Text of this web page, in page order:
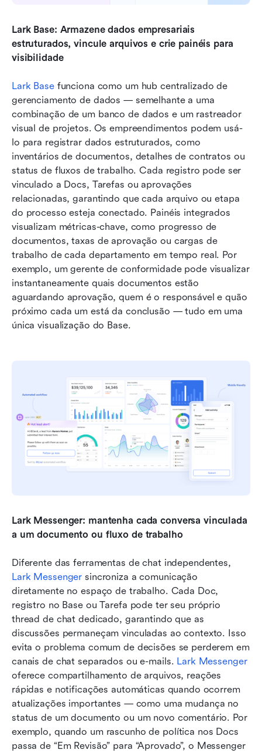
Lark Base: Armazene dados empresariais
estruturados, vincule arquivos e crie painéis para
visibilidade
Lark Base funciona como um hub centralizado de
gerenciamento de dados — semelhante a uma
combinação de um banco de dados e um rastreador
visual de projetos. Os empreendimentos podem usá-
lo para registrar dados estruturados, como
inventários de documentos, detalhes de contratos ou
status de fluxos de trabalho. Cada registro pode ser
vinculado a Docs, Tarefas ou aprovações
relacionadas, garantindo que cada arquivo ou etapa
do processo esteja conectado. Painéis integrados
visualizam métricas-chave, como progresso de
documentos, taxas de aprovação ou cargas de
trabalho de cada departamento em tempo real. Por
exemplo, um gerente de conformidade pode visualizar
instantaneamente quais documentos estão
aguardando aprovação, quem é o responsável e quão
próximo cada um está da conclusão — tudo em uma
única visualização do Base.
Lark Messenger: mantenha cada conversa vinculada
a um documento ou fluxo de trabalho
Lark Messenger sincroniza a comunicação
diretamente no espaço de trabalho. Cada Doc,
registro no Base ou Tarefa pode ter seu próprio
thread de chat dedicado, garantindo que as
discussões permaneçam vinculadas ao contexto. Isso
evita o problema comum de decisões se perderem em
canais de chat separados ou e-mails. Lark Messenger
oferece compartilhamento de arquivos, reações
rápidas e notificações automáticas quando ocorrem
atualizações importantes — como uma mudança no
status de um documento ou um novo comentário. Por
exemplo, quando um rascunho de política nos Docs
passa de “Em Revisão” para “Aprovado”, o Messenger